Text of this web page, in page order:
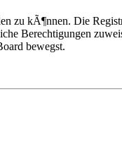
zu kÃ¶nnen. Die
Berechtigungen
bewegst.